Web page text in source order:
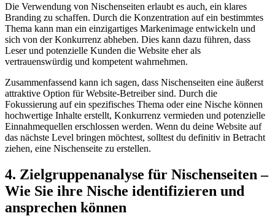
Die⁢ Verwendung von Nischenseiten​ erlaubt ⁤es‌ auch, ein ‌klares
⁣Branding‍ zu schaffen. Durch die ⁤Konzentration ‌auf ‍ein⁢ bestimmtes
⁢Thema⁤ kann ‍man ein einzigartiges ‍Markenimage ‍entwickeln und
sich von⁢ der Konkurrenz abheben. Dies kann dazu führen, dass
‌Leser und‍ potenzielle ‌Kunden die Website ‌eher als
vertrauenswürdig und kompetent wahrnehmen.
Zusammenfassend kann​ ich sagen, ⁤dass Nischenseiten eine äußerst
attraktive Option für Website-Betreiber sind.‌ Durch⁤ die
Fokussierung auf ein ‌spezifisches⁣ Thema oder ⁣eine​ Nische können
hochwertige Inhalte ‍erstellt, Konkurrenz‍ vermieden ⁣und potenzielle
Einnahmequellen⁢ erschlossen ⁢werden. Wenn du deine Website auf
das nächste Level bringen möchtest, solltest du ⁢definitiv‌ in‌ Betracht
ziehen, eine Nischenseite zu erstellen.
4. Zielgruppenanalyse für Nischenseiten –
Wie ⁢Sie ihre Nische identifizieren⁤ und
ansprechen können